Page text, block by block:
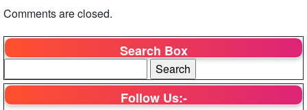
Comments are closed.
Search Box
Follow Us:-